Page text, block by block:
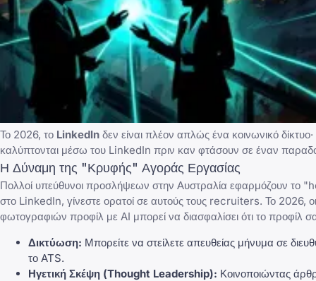
Το 2026, το LinkedIn δεν είναι πλέον απλώς ένα κοινωνικό
καλύπτονται μέσω του LinkedIn πριν καν φτάσουν σε έναν
Η Δύναμη της "Κρυφής" Αγοράς Εργασίας
Πολλοί υπεύθυνοι προσλήψεων στην Αυστραλία εφαρμόζουν το
στο LinkedIn, γίνεστε ορατοί σε αυτούς τους recruiters. Το
φωτογραφιών προφίλ με AI μπορεί να διασφαλίσει ότι το προφίλ
Δικτύωση: Μπορείτε να στείλετε απευθείας μήνυμα σε
το ATS.
Ηγετική Σκέψη (Thought Leadership): Κοινοποιώντας